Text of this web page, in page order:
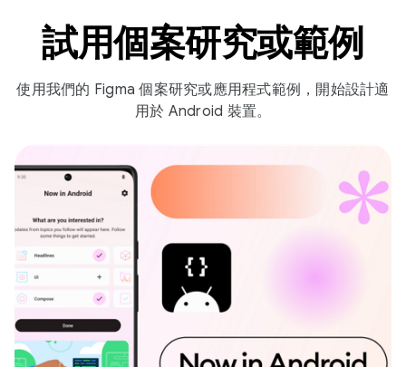
試用個案研究或範例
使用我們的 Figma 個案研究或應用程式範例，開始設計適
用於 Android 裝置。